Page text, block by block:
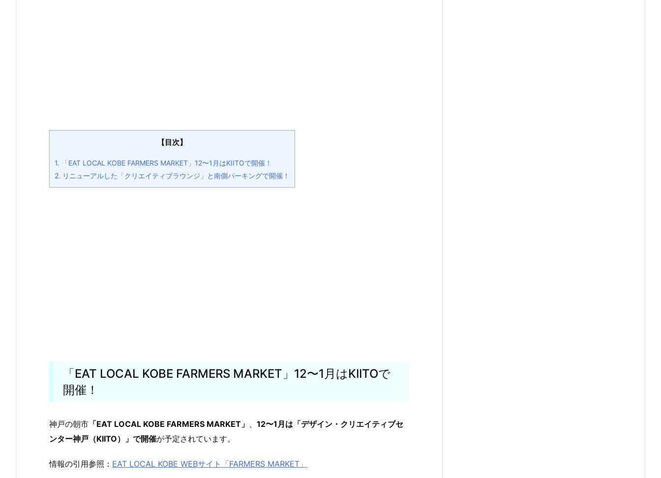
【目次】
1. 「EAT LOCAL KOBE FARMERS MARKET」12〜1月はKIITOで開催！
2. リニューアルした「クリエイティブラウンジ」と南側パーキングで開催！
「EAT LOCAL KOBE FARMERS MARKET」12〜1月はKIITOで
開催！
神戸の朝市 「EAT LOCAL KOBE FARMERS MARKET」 、 12〜1月は「デザイン・クリエイティブセ
ンター神戸（KIITO）」で開催が予定されています。
情報の引用参照： EAT LOCAL KOBE WEBサイト「FARMERS MARKET」